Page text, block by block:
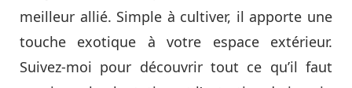
meilleur allié. Simple à cultiver, il apporte une
touche exotique à votre espace extérieur.
Suivez-moi pour découvrir tout ce qu’il faut